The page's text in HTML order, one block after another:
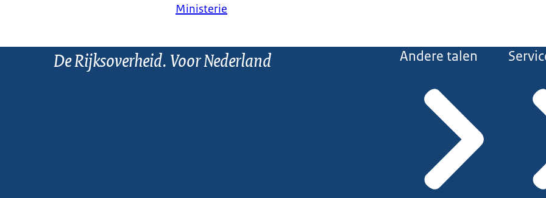
Ministerie
De Rijksoverheid. Voor Nederland Andere talen